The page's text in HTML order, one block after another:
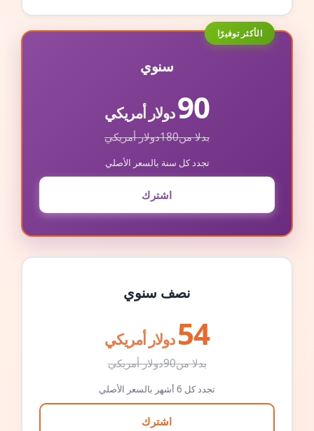
الأكثر توفيرًا
سنوي
90دولار أمريكي
بدلا من180دولار أمريكي
تجدد كل سنة بالسعر الأصلي
اشترك
نصف سنوي
54 دولار أمريكي
بدلا من90دولار أمريكي
تجدد كل 6 أشهر بالسعر الأصلي
اشترك